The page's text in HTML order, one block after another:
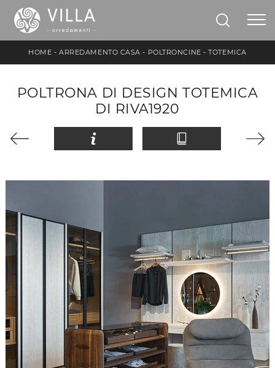
HOME -ARREDAMENTO CASA - POLTRONCINE -TOTEMICA
POLTRONA DI DESIGN TOTEMICA
DI RIVA1920